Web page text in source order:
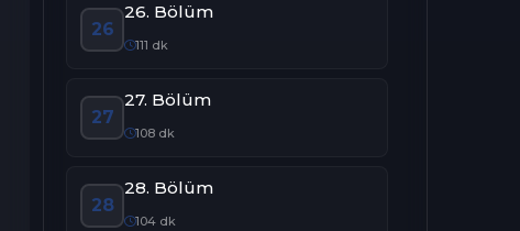
26
26. Bölüm
111 dk
27
27. Bölüm
108 dk
28
28. Bölüm
104 dk